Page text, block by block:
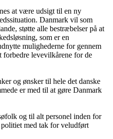
at være udsigt til en ny
Danmark vil som
støtte alle bestræbelser på at
som er en
mulighederne for gennem
levevilkårene for de
og ønsker til hele det danske
er med til at gøre Danmark
og til alt personel inden for
med tak for veludført